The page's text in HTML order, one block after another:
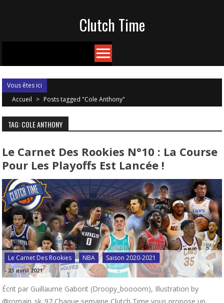
Clutch Time
Vous êtes ici
Accueil > Posts tagged "Cole Anthony"
TAG: COLE ANTHONY
Le Carnet Des Rookies N°10 : La Course
Pour Les Playoffs Est Lancée !
Le Carnet Des Rookies NBA Saison 2020-2021
- 23 avril 2021
Écrit par Guillaume Gaborit (Droopy_boooom), Illustration by